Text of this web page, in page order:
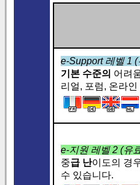
e-Support 레벨 1 (
기본 수준의 어려
리얼, 포럼, 온라
e-지원 레벨 2 (유
중급 난이도의 경
수 있습니다.